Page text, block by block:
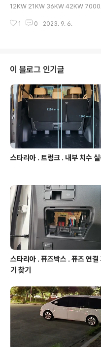
12KW 21KW 36KW 42KW
y Storage Welding Copper/A
3.39US $ 22% OFF|GLITTER
acity Spot Welding machine
er Spot Welder 0.2mm Pure Ni..
1 0 2023. 9. 6.
이 블로그 인기글
스타리아 . 트렁크 . 내부 치수
스타리아 . 퓨즈박스 . 퓨즈 연결
기 찾기